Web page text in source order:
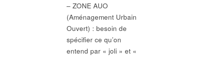
– ZONE AUO
(Aménagement Urbain
Ouvert) : besoin de
spécifier ce qu’on
entend par « joli » et «